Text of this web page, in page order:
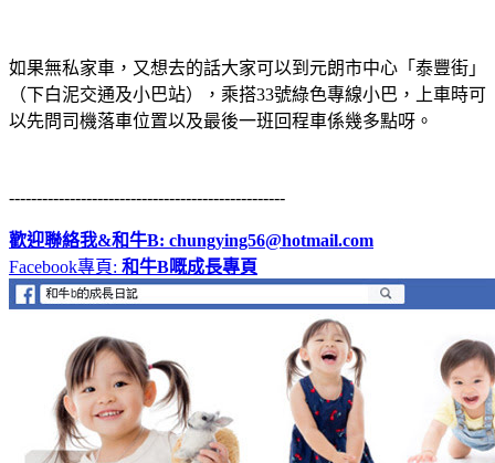
如果無私家車，又想去的話大家可以到元朗市中心「泰豐街」
（下白泥交通及小巴站），乘搭33號綠色專線小巴，上車時可
以先問司機落車位置以及最後一班回程車係幾多點呀。
--------------------------------------------------
歡迎聯絡我&和牛B: chungying56@hotmail.com
Facebook專頁: 和牛B嘅成長專頁